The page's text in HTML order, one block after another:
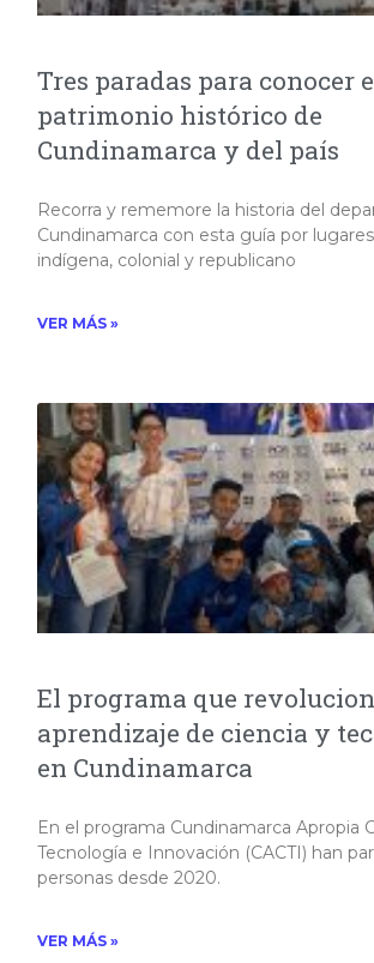
Tres paradas para conocer
patrimonio histórico de
Cundinamarca y del país
Recorra y rememore la historia del
Cundinamarca con esta guía por
indígena, colonial y republicano
VER MÁS »
El programa que
aprendizaje de ciencia y
en Cundinamarca
En el programa Cundinamarca Apropia
Tecnología e Innovación (CACTI) han
personas desde 2020.
VER MÁS »